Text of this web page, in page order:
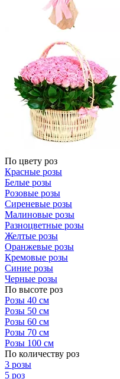
По цвету роз
Красные розы
Белые розы
Розовые розы
Сиреневые розы
Малиновые розы
Разноцветные розы
Желтые розы
Оранжевые розы
Кремовые розы
Синие розы
Черные розы
По высоте роз
Розы 40 см
Розы 50 см
Розы 60 см
Розы 70 см
Розы 100 см
По количеству роз
3 розы
5 роз